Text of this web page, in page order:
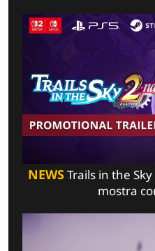
NEWSTrails in the
mostra